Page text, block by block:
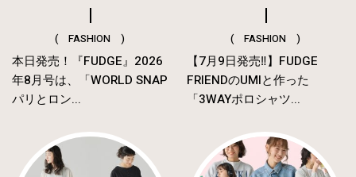
( FASHION )
本日発売！『FUDGE』2026
年8月号は、「WORLD SNAP
パリとロン...
( FASHION )
【7月9日発売‼︎】FUDGE
FRIENDのUMIと作った
「3WAYポロシャツ...